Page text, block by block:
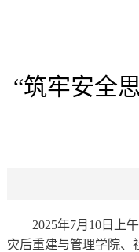
“筑牢安全
2025年7月10日上
灾后重建与管理学院、